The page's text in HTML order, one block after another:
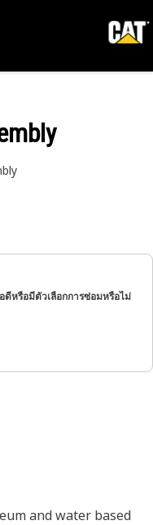
ดีหรือมีตัวเลือกการซ่อมหรือไม่
and water based